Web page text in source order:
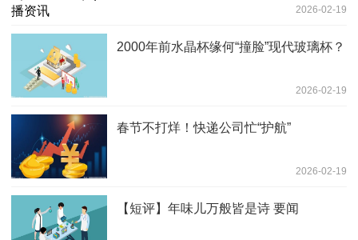
2026-02-19
2000年前水晶杯缘何“撞脸”现代玻璃杯？
2026-02-19
春节不打烊！快递公司忙“护航”
2026-02-19
【短评】年味儿万般皆是诗 要闻